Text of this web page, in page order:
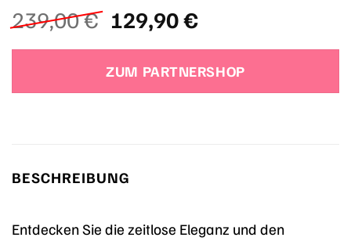
239,00€ Ursprünglicher
Preis
war:
239,00 €
129,90€Aktueller
ist:
129,90 €.
ZUM PARTNERSHOP
BESCHREIBUNG
Entdecken Sie die zeitlose Eleganz und den